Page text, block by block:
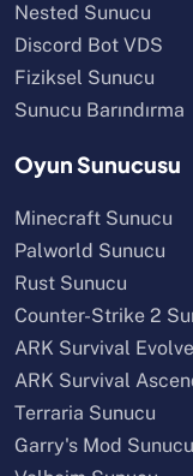
Nested Sunucu
Discord Bot VDS
Fiziksel Sunucu
Sunucu Barındırma
Oyun Sunucusu
Minecraft Sunucu
Palworld Sunucu
Rust Sunucu
Counter-Strike 2
ARK Survival
ARK Survival
Terraria Sunucu
Garry's Mod Sunucu